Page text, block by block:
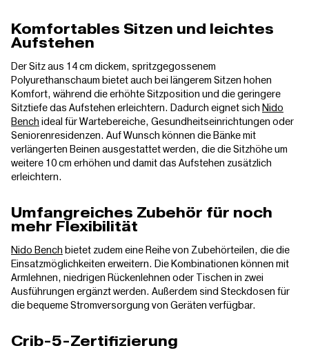
Komfortables Sitzen und leichtes
Aufstehen
Der Sitz aus 14 cm dickem, spritzgegossenem
Polyurethanschaum bietet auch bei längerem Sitzen hohen
Komfort, während die erhöhte Sitzposition und die geringere
Sitztiefe das Aufstehen erleichtern. Dadurch eignet sich Nido
Bench ideal für Wartebereiche, Gesundheitseinrichtungen oder
Seniorenresidenzen. Auf Wunsch können die Bänke mit
verlängerten Beinen ausgestattet werden, die die Sitzhöhe um
weitere 10 cm erhöhen und damit das Aufstehen zusätzlich
erleichtern.
Umfangreiches Zubehör für noch
mehr Flexibilität
Nido Bench bietet zudem eine Reihe von Zubehörteilen, die die
Einsatzmöglichkeiten erweitern. Die Kombinationen können mit
Armlehnen, niedrigen Rückenlehnen oder Tischen in zwei
Ausführungen ergänzt werden. Außerdem sind Steckdosen für
die bequeme Stromversorgung von Geräten verfügbar.
Crib-5-Zertifizierung